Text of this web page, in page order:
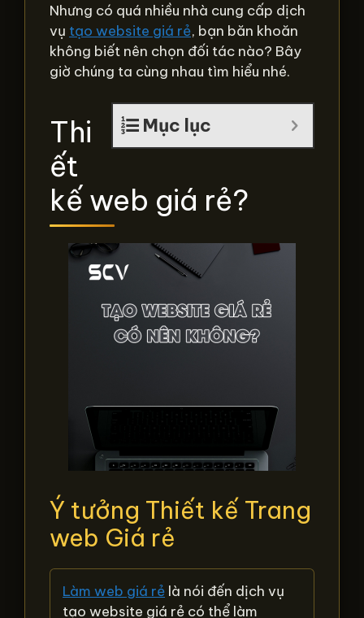
Nhưng có quá nhiều nhà cung cấp dịch
vụ tạo website giá rẻ, bạn băn khoăn
không biết nên chọn đối tác nào? Bây
giờ chúng ta cùng nhau tìm hiểu nhé.
Mục lục
Thi
ết
kế web giá rẻ?
Ý tưởng Thiết kế Trang
web Giá rẻ
Làm web giá rẻ là nói đến dịch vụ
tạo website giá rẻ có thể làm